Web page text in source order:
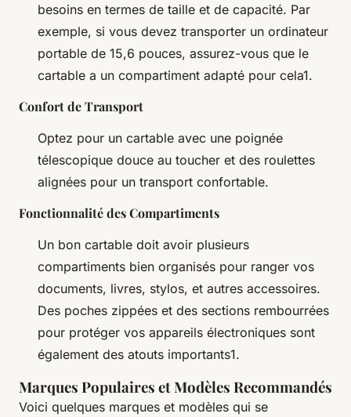
besoins en termes de taille et de capacité. Par
exemple, si vous devez transporter un ordinateur
portable de 15,6 pouces, assurez-vous que le
cartable a un compartiment adapté pour cela1.
Confort de Transport
Optez pour un cartable avec une poignée
télescopique douce au toucher et des roulettes
alignées pour un transport confortable.
Fonctionnalité des Compartiments
Un bon cartable doit avoir plusieurs
compartiments bien organisés pour ranger vos
documents, livres, stylos, et autres accessoires.
Des poches zippées et des sections rembourrées
pour protéger vos appareils électroniques sont
également des atouts importants1.
Marques Populaires et Modèles Recommandés
Voici quelques marques et modèles qui se